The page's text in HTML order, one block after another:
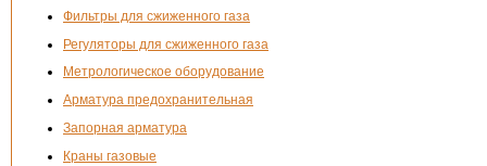
Фильтры для сжиженного газа
Регуляторы для сжиженного газа
Метрологическое оборудование
Арматура предохранительная
Запорная арматура
Краны газовые